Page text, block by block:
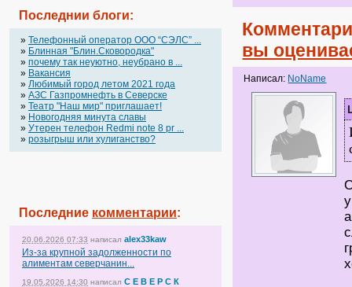
Последнии блоги:
» Телефонный оператор OOO “СЭЛС” ...
» Блинная "Блин.Сковородка"
» почему так неуютно, неубрано в ...
» Вакансия
» Любимый город летом 2021 года
» АЗС Газпромнефть в Северске
» Театр "Наш мир" приглашает!
» Новогодняя минута славы
» Утерен телефон Redmi note 8 pr ...
» розыгрыш или хулиганство?
Последние комментарии:
20.06.2026 07:33 написал alex33kaw
Из-за крупной задолженности по
алиментам северчанин...
19.05.2026 14:30 написал С Е В Е Р С К
вы
Написал: NoName